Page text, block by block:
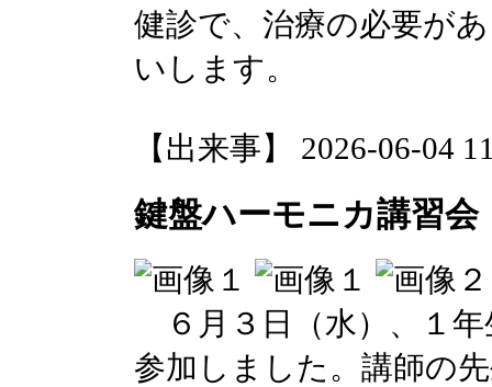
健診で、治療の必要が
いします。
【出来事】 2026-06-04
鍵盤ハーモニカ講習会
６月３日（水）、１
参加しました。講師の